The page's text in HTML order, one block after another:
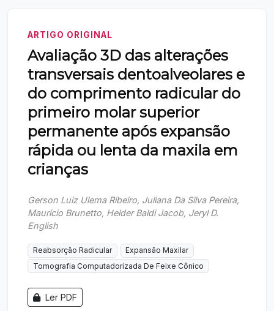
ARTIGO ORIGINAL
Avaliação 3D das alterações
transversais dentoalveolares e
do comprimento radicular do
primeiro molar superior
permanente após expansão
rápida ou lenta da maxila em
crianças
Gerson Luiz Ulema Ribeiro, Juliana Da Silva Pereira,
Maurício Brunetto, Helder Baldi Jacob, Jeryl D.
English
Reabsorção Radicular
Expansão Maxilar
Tomografia Computadorizada De Feixe Cônico
Ler PDF